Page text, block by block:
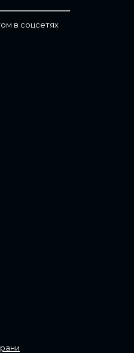
в соцсетях